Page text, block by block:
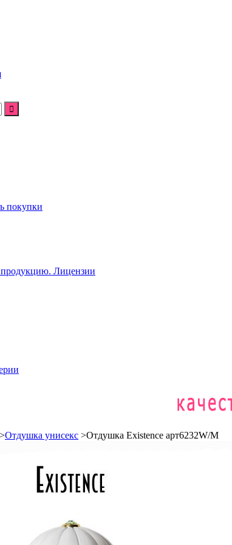
покупки
Лицензии
>Отдушка унисекс >Отдушка Existence арт6232W/M